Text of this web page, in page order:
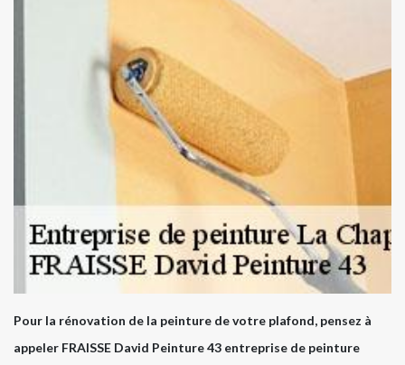
Pour la rénovation de la peinture de votre plafond, pensez à
appeler FRAISSE David Peinture 43 entreprise de peinture